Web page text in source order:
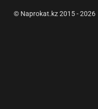
© Naprokat.kz 2015 - 2026